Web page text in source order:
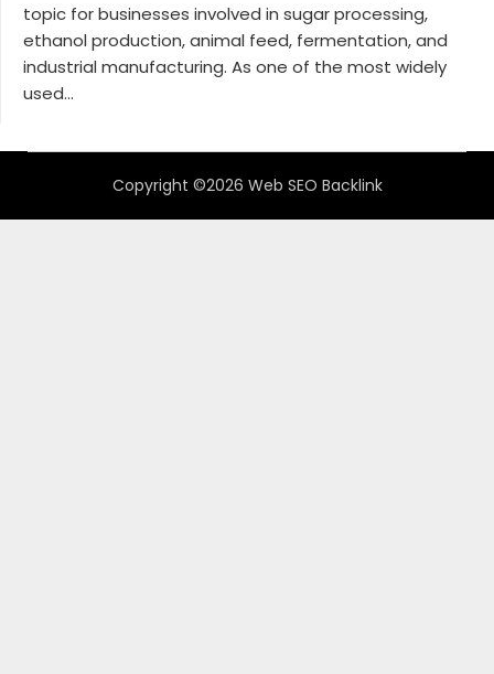
topic for businesses involved in sugar processing,
ethanol production, animal feed, fermentation, and
industrial manufacturing. As one of the most widely
used...
Copyright ©2026 Web SEO Backlink